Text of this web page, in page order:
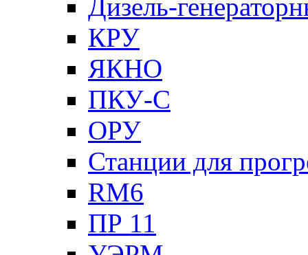
Дизель-
КРУ
ЯКНО
ПКУ-С
ОРУ
Станции для
RM6
ПР 11